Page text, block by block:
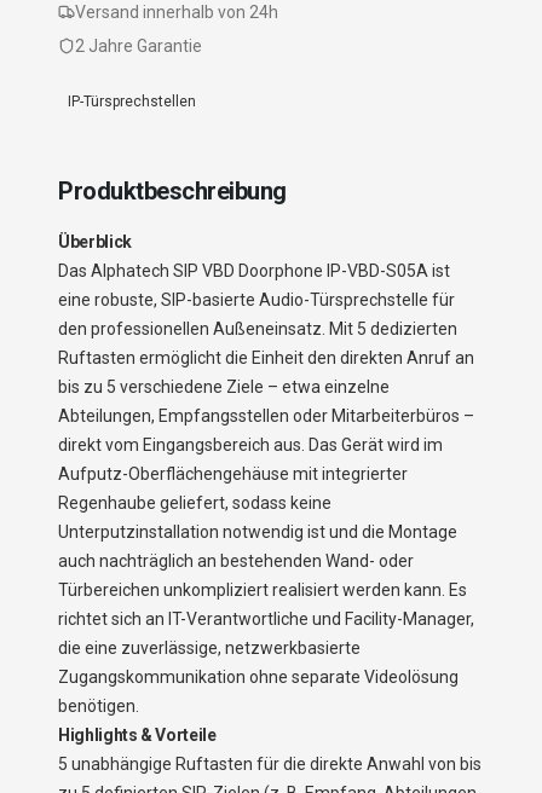
Versand innerhalb von 24h
2 Jahre Garantie
IP-Türsprechstellen
Produktbeschreibung
Überblick
Das Alphatech SIP VBD Doorphone IP-VBD-S05A ist
eine robuste, SIP-basierte Audio-Türsprechstelle für
den professionellen Außeneinsatz. Mit 5 dedizierten
Ruftasten ermöglicht die Einheit den direkten Anruf an
bis zu 5 verschiedene Ziele – etwa einzelne
Abteilungen, Empfangsstellen oder Mitarbeiterbüros –
direkt vom Eingangsbereich aus. Das Gerät wird im
Aufputz-Oberflächengehäuse mit integrierter
Regenhaube geliefert, sodass keine
Unterputzinstallation notwendig ist und die Montage
auch nachträglich an bestehenden Wand- oder
Türbereichen unkompliziert realisiert werden kann. Es
richtet sich an IT-Verantwortliche und Facility-Manager,
die eine zuverlässige, netzwerkbasierte
Zugangskommunikation ohne separate Videolösung
benötigen.
Highlights & Vorteile
5 unabhängige Ruftasten für die direkte Anwahl von bis